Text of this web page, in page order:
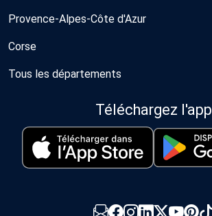
Provence-Alpes-Côte d'Azur
Corse
Tous les départements
Téléchargez l'app